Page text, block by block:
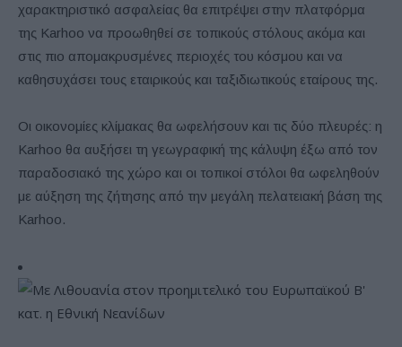
χαρακτηριστικό ασφαλείας θα επιτρέψει στην πλατφόρμα
της Karhoo να προωθηθεί σε τοπικούς στόλους ακόμα και
στις πιο απομακρυσμένες περιοχές του κόσμου και να
καθησυχάσει τους εταιρικούς και ταξιδιωτικούς εταίρους της.
Οι οικονομίες κλίμακας θα ωφελήσουν και τις δύο πλευρές: η
Karhoo θα αυξήσει τη γεωγραφική της κάλυψη έξω από τον
παραδοσιακό της χώρο και οι τοπικοί στόλοι θα ωφεληθούν
με αύξηση της ζήτησης από την μεγάλη πελατειακή βάση της
Karhoo.